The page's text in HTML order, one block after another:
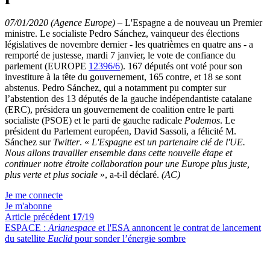
07/01/2020 (Agence Europe) – L'Espagne a de nouveau un Premier
ministre. Le socialiste Pedro Sánchez, vainqueur des élections
législatives de novembre dernier - les quatrièmes en quatre ans - a
remporté de justesse, mardi 7 janvier, le vote de confiance du
parlement (EUROPE 12396/6). 167 députés ont voté pour son
investiture à la tête du gouvernement, 165 contre, et 18 se sont
abstenus. Pedro Sánchez, qui a notamment pu compter sur
l’abstention des 13 députés de la gauche indépendantiste catalane
(ERC), présidera un gouvernement de coalition entre le parti
socialiste (PSOE) et le parti de gauche radicale Podemos. Le
président du Parlement européen, David Sassoli, a félicité M.
Sánchez sur Twitter. « L'Espagne est un partenaire clé de l'UE.
Nous allons travailler ensemble dans cette nouvelle étape et
continuer notre étroite collaboration pour une Europe plus juste,
plus verte et plus sociale », a-t-il déclaré. (AC)
Je me connecte
Je m'abonne
Article précédent 17/19
ESPACE : Arianespace et l'ESA annoncent le contrat de lancement
du satellite Euclid pour sonder l’énergie sombre